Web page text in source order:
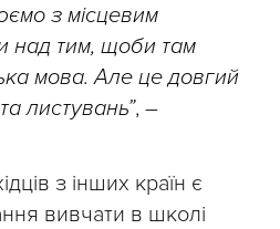
з місцевим
над тим, щоби там
мова. Але це довгий
листувань”, –
з інших країн є
вивчати в школі